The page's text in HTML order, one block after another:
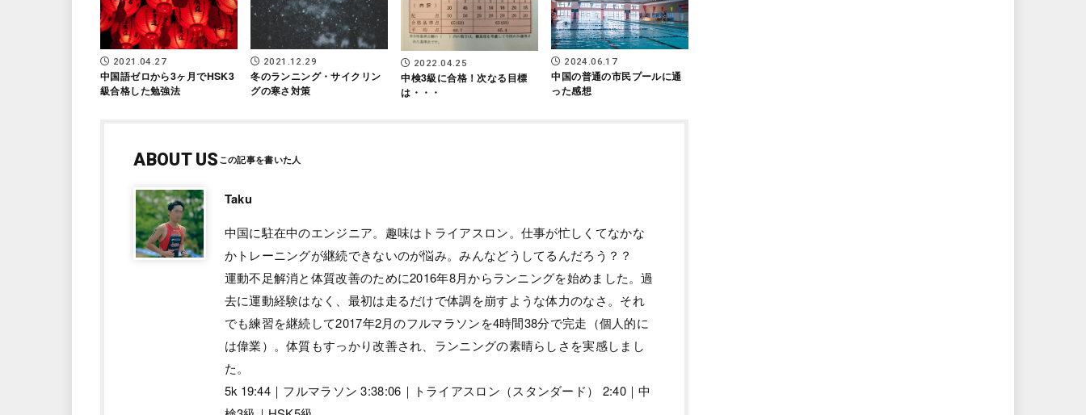
2021.04.27
中国語ゼロから3ヶ月でHSK3
級合格した勉強法
2021.12.29
冬のランニング・サイクリン
グの寒さ対策
2022.04.25
中検3級に合格！次なる目標
は・・・
2024.06.17
中国の普通の市民プールに通
った感想
ABOUT US
Taku
中国に駐在中のエンジニア。趣味はトライアスロン。仕事が忙しくてなかな
かトレーニングが継続できないのが悩み。みんなどうしてるんだろう？？
運動不足解消と体質改善のために2016年8月からランニングを始めました。過
去に運動経験はなく、最初は走るだけで体調を崩すような体力のなさ。それ
でも練習を継続して2017年2月のフルマラソンを4時間38分で完走（個人的に
は偉業）。体質もすっかり改善され、ランニングの素晴らしさを実感しまし
た。
5k 19:44｜フルマラソン 3:38:06｜トライアスロン（スタンダード） 2:40｜中